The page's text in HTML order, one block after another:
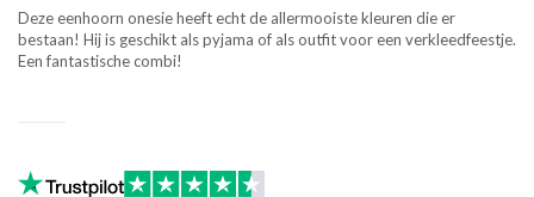
Deze eenhoorn onesie heeft echt de allermooiste kleuren die er
bestaan! Hij is geschikt als pyjama of als outfit voor een verkleedfeestje.
Een fantastische combi!